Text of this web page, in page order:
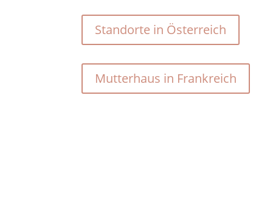
Standorte in Österreich
Mutterhaus in Frankreich